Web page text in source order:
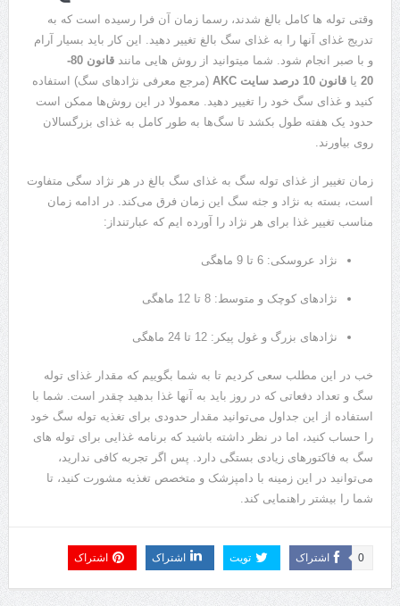
وقتی توله ها کامل بالغ شدند، رسما زمان آن فرا رسیده است که به
تدریج غذای آنها را به غذای سگ بالغ تغییر دهید
این کار باید بسیار آرام
و با صبر انجام شود
شما میتوانید از روش هایی مانند قانون
80-
20 یا قانون 10 درصد سایت AKC
(مرجع معرفی نژادهای سگ)
استفاده
کنید و غذای سگ خود را تغییر دهید
معمولا در این روش‌ها ممکن است
حدود یک هفته طول بکشد تا سگ‌ها به طور کامل به غذای بزرگسالان
روی بیاورند
زمان تغییر از غذای توله سگ به غذای سگ بالغ در هر نژاد سگی متفاوت
است، بسته به نژاد و جثه سگ این زمان فرق می‌کند
در ادامه زمان
مناسب تغییر غذا برای هر نژاد را آورده ایم که عبارتنداز :
نژاد عروسکی: 6 تا 9 ماهگی
نژادهای کوچک و متوسط : 8 تا 12 ماهگی
نژادهای بزرگ و غول پیکر : 12 تا 24 ماهگی
خب در این مطلب سعی کردیم تا به شما بگوییم که مقدار غذای توله
سگ و تعداد دفعاتی که در روز باید به آنها غذا بدهید چقدر است
شما با
استفاده از این جداول می‌توانید مقدار حدودی برای تغذیه توله سگ خود
را حساب کنید، اما در نظر داشته باشید که برنامه غذایی برای توله های
سگ به فاکتورهای زیادی بستگی دارد
پس اگر تجربه کافی ندارید،
می‌توانید در این زمینه با دامپزشک و متخصص تغذیه مشورت کنید، تا
شما را بیشتر راهنمایی کند
اشتراک 0 تویت اشتراک اشتراک